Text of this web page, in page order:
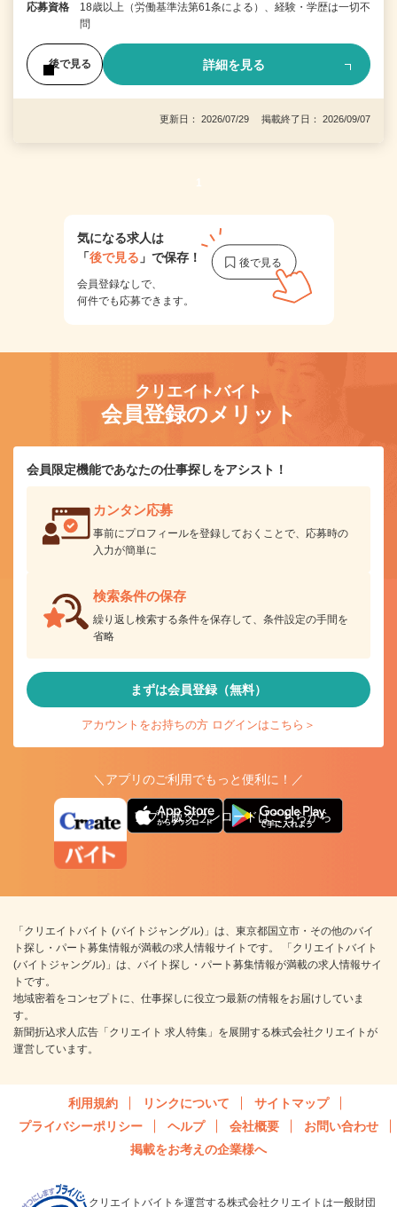
応募資格
18歳以上（労働基準法第61条による）、経験・学歴は一切不
問
後で見る 詳細を見る
更新日： 2026/07/29 掲載終了日： 2026/09/07
1
気になる求人は
「後で見る 」で保存！
会員登録なしで、
何件でも応募できます。
クリエイトバイト
会員登録のメリット
会員限定機能であなたの仕事探しをアシスト！
カンタン応募
事前にプロフィールを登録しておくことで、応募時の
入力が簡単に
検索条件の保存
繰り返し検索する条件を保存して、条件設定の手間を
省略
まずは会員登録（無料）
アカウントをお持ちの方 ログインはこちら＞
＼アプリのご利用でもっと便利に！／
アプリ版ダウンロードはこちらから
「クリエイトバイト (バイトジャングル)」は、東京都国立市・その他のバイ
ト探し・パート募集情報が満載の求人情報サイトです。 「クリエイトバイト
(バイトジャングル)」は、バイト探し・パート募集情報が満載の求人情報サイ
トです。
地域密着をコンセプトに、仕事探しに役立つ最新の情報をお届けしていま
す。
新聞折込求人広告「クリエイト 求人特集」を展開する株式会社クリエイトが
運営しています。
利用規約 リンクについて
サイトマップ
プライバシーポリシー
ヘルプ 会社概要
お問い合わせ
掲載をお考えの企業様へ
クリエイトバイトを運営する株式会社クリエイトは一般財団